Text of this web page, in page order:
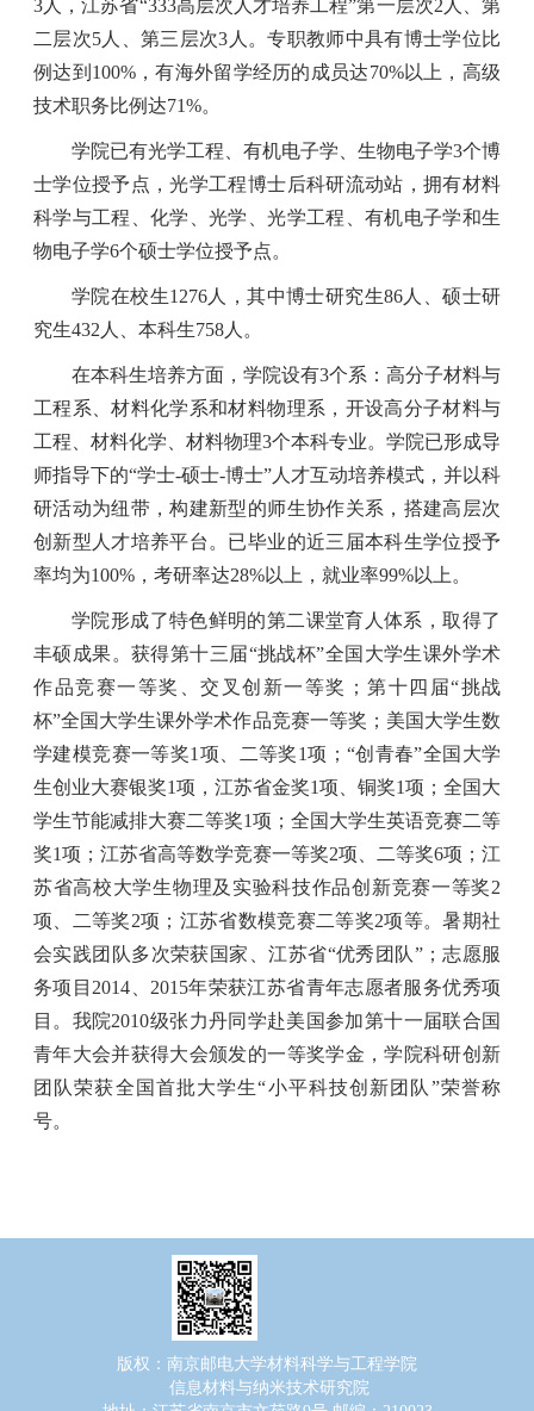
3 人，江苏省“333高层次人才培养工程”第一层次2 人、第
二层次5 人、第三层次3 人。专职教师中具有博士学位比
例达到 100%，有海外留学经历的成员达70%以上，高级
技术职务比例达71%。
学院已有光学工程、有机电子学、生物电子学3个博
士学位授予点，光学工程博士后科研流动站，拥有材料
科学与工程、化学、光学、光学工程、有机电子学和生
物电子学6个硕士学位授予点。
学院在校生1276 人，其中博士研究生86 人、硕士研
究生432 人、本科生758 人。
在本科生培养方面，学院设有3个系：高分子材料与
工程系、材料化学系和材料物理系，开设高分子材料与
工程、材料化学、材料物理3个本科专业。学院已形成导
师指导下的“学士-硕士-博士”人才互动培养模式，并以科
研活动为纽带，构建新型的师生协作关系，搭建高层次
创新型人才培养平台。已毕业的近三届本科生学位授予
率均为100% ，考研率达28%以上，就业率99%以上。
学院形成了特色鲜明的第二课堂育人体系，取得了
丰硕成果。获得第十三届“挑战杯”全国大学生课外学术
作品竞赛一等奖、交叉创新一等奖；第十四届“挑战
杯”全国大学生课外学术作品竞赛一等奖；美国大学生数
学建模竞赛一等奖1 项、二等奖1项；“创青春”全国大学
生创业大赛银奖1项，江苏省金奖1项、铜奖1项；全国大
学生节能减排大赛二等奖1项；全国大学生英语竞赛二等
奖1项；江苏省高等数学竞赛一等奖2项、二等奖6项；江
苏省高校大学生物理及实验科技作品创新竞赛一等奖2
项、二等奖2项；江苏省数模竞赛二等奖2项等。暑期社
会实践团队多次荣获国家、江苏省“优秀团队”；志愿服
务项目 2014 2015年荣获江苏省青年志愿者服务优秀项
目。我院2010级张力丹同学赴美国参加第十一届联合国
青年大会并获得大会颁发的一等奖学金，学院科研创新
团队荣获全国首批大学生“小平科技创新团队”荣誉称
号。
版权：南京邮电大学材料科学与工程学院
信息材料与纳米技术研究院